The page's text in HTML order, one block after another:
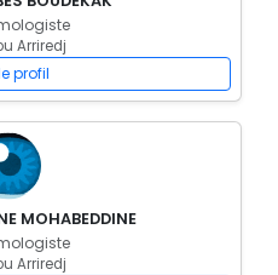
Arriredj
profil
MOHABEDDINE
Arriredj